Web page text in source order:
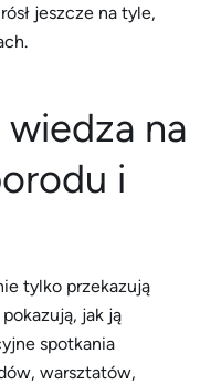
jeszcze na tyle,
na
i
tylko przekazują
jak ją
spotkania
warsztatów,